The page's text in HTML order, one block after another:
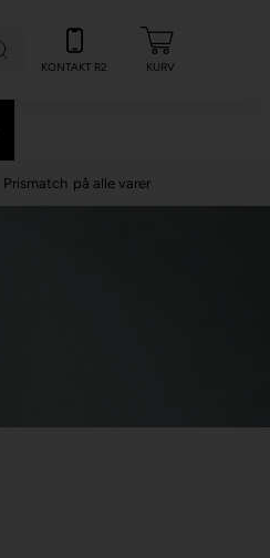
KONTAKT R2 KURV
Prismatch på alle varer